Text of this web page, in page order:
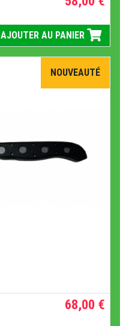
AJOUTER AU PANIER
NOUVEAUTÉ
68,00 €